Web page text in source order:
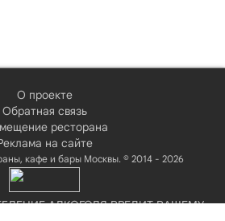
О проекте
Обратная связь
ресторана
на сайте
кафе и бары Москвы. © 2014 - 2026
АЛКОГОЛЯ ВРЕДИТ ВАШЕМУ